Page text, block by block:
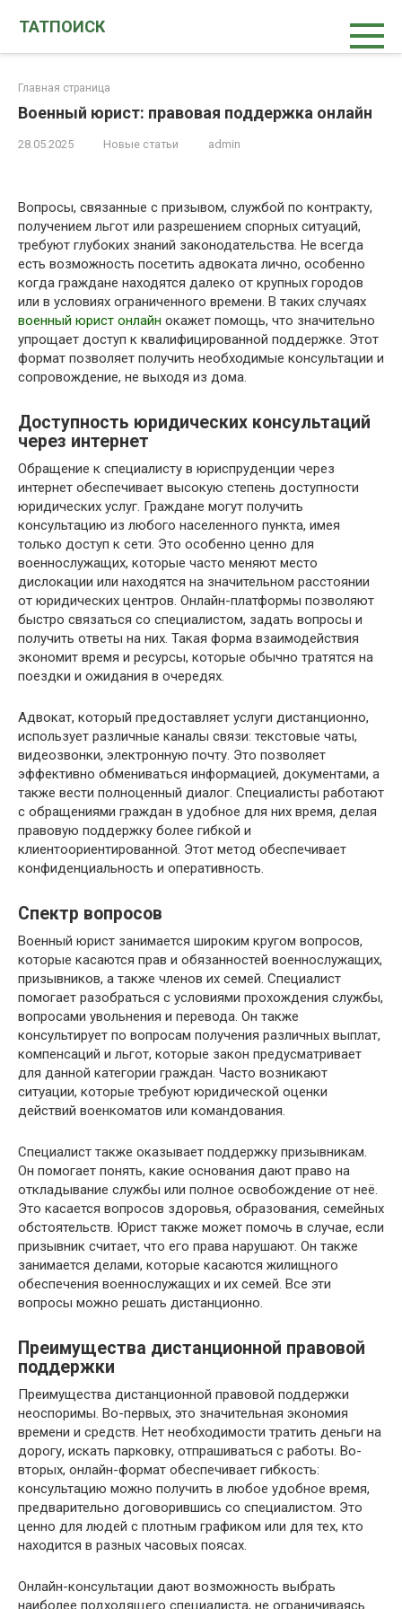
ТАТПОИСК
Главная страница
Военный юрист: правовая поддержка онлайн
28.05.2025 Новые статьи admin
Вопросы, связанные с призывом, службой по контракту,
получением льгот или разрешением спорных ситуаций,
требуют глубоких знаний законодательства. Не всегда
есть возможность посетить адвоката лично, особенно
когда граждане находятся далеко от крупных городов
или в условиях ограниченного времени. В таких случаях
военный юрист онлайн окажет помощь, что значительно
упрощает доступ к квалифицированной поддержке. Этот
формат позволяет получить необходимые консультации и
сопровождение, не выходя из дома.
Доступность юридических консультаций
через интернет
Обращение к специалисту в юриспруденции через
интернет обеспечивает высокую степень доступности
юридических услуг. Граждане могут получить
консультацию из любого населенного пункта, имея
только доступ к сети. Это особенно ценно для
военнослужащих, которые часто меняют место
дислокации или находятся на значительном расстоянии
от юридических центров. Онлайн-платформы позволяют
быстро связаться со специалистом, задать вопросы и
получить ответы на них. Такая форма взаимодействия
экономит время и ресурсы, которые обычно тратятся на
поездки и ожидания в очередях.
Адвокат, который предоставляет услуги дистанционно,
использует различные каналы связи: текстовые чаты,
видеозвонки, электронную почту. Это позволяет
эффективно обмениваться информацией, документами, а
также вести полноценный диалог. Специалисты работают
с обращениями граждан в удобное для них время, делая
правовую поддержку более гибкой и
клиентоориентированной. Этот метод обеспечивает
конфиденциальность и оперативность.
Спектр вопросов
Военный юрист занимается широким кругом вопросов,
которые касаются прав и обязанностей военнослужащих,
призывников, а также членов их семей. Специалист
помогает разобраться с условиями прохождения службы,
вопросами увольнения и перевода. Он также
консультирует по вопросам получения различных выплат,
компенсаций и льгот, которые закон предусматривает
для данной категории граждан. Часто возникают
ситуации, которые требуют юридической оценки
действий военкоматов или командования.
Специалист также оказывает поддержку призывникам.
Он помогает понять, какие основания дают право на
откладывание службы или полное освобождение от неё.
Это касается вопросов здоровья, образования, семейных
обстоятельств. Юрист также может помочь в случае, если
призывник считает, что его права нарушают. Он также
занимается делами, которые касаются жилищного
обеспечения военнослужащих и их семей. Все эти
вопросы можно решать дистанционно.
Преимущества дистанционной правовой
поддержки
Преимущества дистанционной правовой поддержки
неоспоримы. Во-первых, это значительная экономия
времени и средств. Нет необходимости тратить деньги на
дорогу, искать парковку, отпрашиваться с работы. Во-
вторых, онлайн-формат обеспечивает гибкость:
консультацию можно получить в любое удобное время,
предварительно договорившись со специалистом. Это
ценно для людей с плотным графиком или для тех, кто
находится в разных часовых поясах.
Онлайн-консультации дают возможность выбрать
наиболее подходящего специалиста, не ограничиваясь